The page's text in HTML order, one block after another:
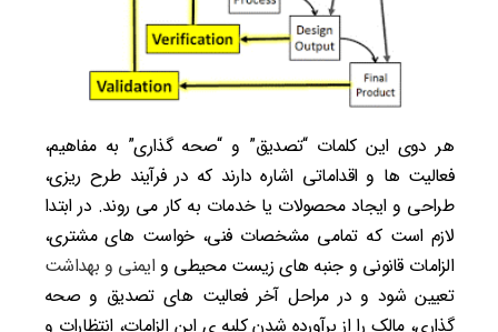
هر دوی این کلمات “تصدیق” و “صحه گذاری” به مفاهیم،
فعالیت ­ها و اقداماتی اشاره دارند که در فرآیند طرح ریزی،
طراحی و ایجاد محصولات یا خدمات به کار می­ روند. در ابتدا
لازم است که تمامی مشخصات فنی، خواست های مشتری،
الزامات قانونی و جنبه­ های زیست محیطی وایمنی و بهداشت
تعیین شود و در مراحل آخر فعالیت­ های تصدیق و صحه
گذاری، مالک را از برآورده شدن کلیه ­ی این الزامات، انتظارات و